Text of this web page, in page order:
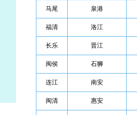
马尾 泉港
福清 洛江
长乐 晋江
闽侯 石狮
连江 南安
闽清 惠安